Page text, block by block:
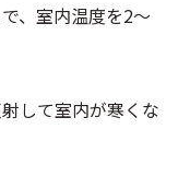
、室内温度を2～
して室内が寒くな